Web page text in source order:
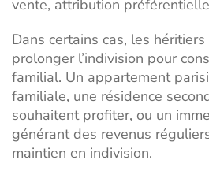
vente, attribution préférentielle
Dans certains cas, les
prolonger l’indivision pour
familial. Un appartement
familiale, une résidence
souhaitent profiter, ou un
générant des revenus
maintien en indivision.